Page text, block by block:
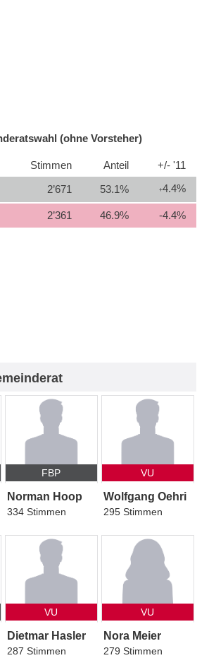
(ohne Vorsteher)
Stimmen Anteil
+/- '11
2’671 53.1% +4.4%
2’361 46.9% -4.4%
FBP
Norman Hoop
334 Stimmen
VU
Wolfgang Oehri
295 Stimmen
VU
Dietmar Hasler
287 Stimmen
VU
Nora Meier
279 Stimmen